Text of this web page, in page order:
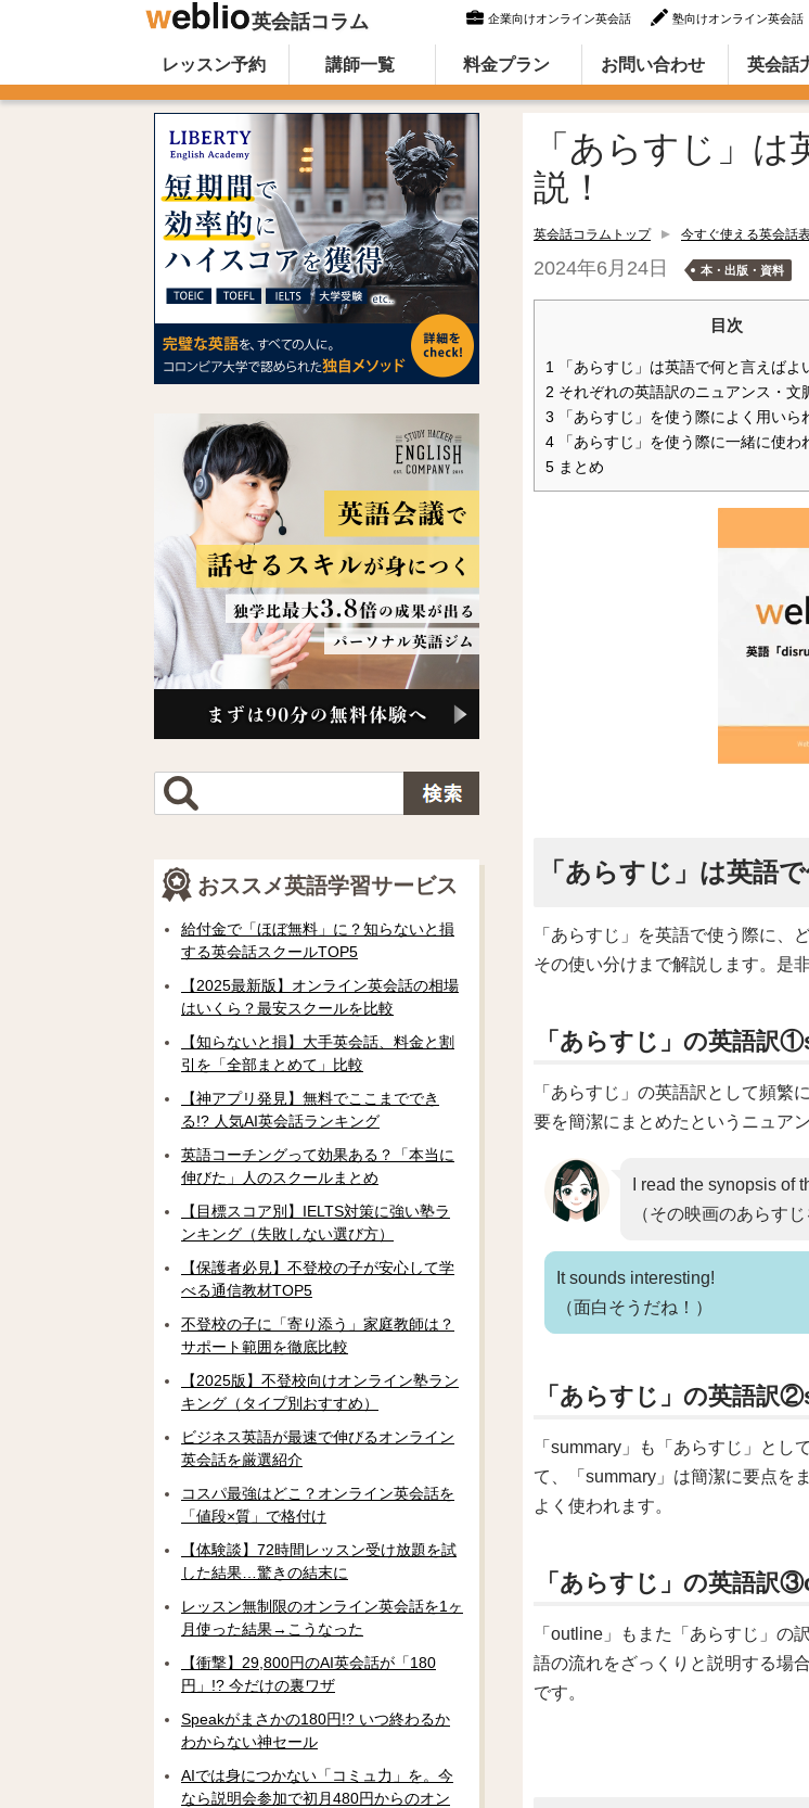
英会話コラム 企業向けオンライン英会話 塾向けオンライン英会話
オンライン英会話のWeblio英会話コラム（英語での言い方・英語表現）
Skip to content
レッスン予約 講師一覧 料金プラン お問い合わせ 英会話
「あらすじ」
説！
英会話コラムトップ 今すぐ使える英会話
2024年6月24日 本・出版・資料
目次
1 「あらすじ」は英語で何と言えばよ
2 それぞれの英語訳のニュアンス・文
3 「あらすじ」を使う際によく用いら
4 「あらすじ」を使う際に一緒に使わ
5 まとめ
「あらすじ」は英語
「あらすじ」を英語で使う際に、
その使い分けまで解説します。是
「あらすじ」の英語訳
「あらすじ」の英語訳として頻
要を簡潔にまとめたというニュア
I read the synopsis of
（その映画のあらす
It sounds interesting!
（面白そうだね！）
「あらすじ」の英語訳
「summary」も「あらすじ」と
て、「summary」は簡潔に要点を
よく使われます。
「あらすじ」の英語訳
「outline」もまた「あらすじ」の
語の流れをざっくりと説明する場
です。
おススメ英語学習サービス
給付金で「ほぼ無料」に？知らないと損
する英会話スクールTOP5
【2025最新版】オンライン英会話の相場
はいくら？最安スクールを比較
【知らないと損】大手英会話、料金と割
引を「全部まとめて」比較
【神アプリ発見】無料でここまででき
る!? 人気AI英会話ランキング
英語コーチングって効果ある？「本当に
伸びた」人のスクールまとめ
【目標スコア別】IELTS対策に強い塾ラ
ンキング（失敗しない選び方）
【保護者必見】不登校の子が安心して学
べる通信教材TOP5
不登校の子に「寄り添う」家庭教師は？
サポート範囲を徹底比較
【2025版】不登校向けオンライン塾ラン
キング（タイプ別おすすめ）
ビジネス英語が最速で伸びるオンライン
英会話を厳選紹介
コスパ最強はどこ？オンライン英会話を
「値段×質」で格付け
【体験談】72時間レッスン受け放題を試
した結果…驚きの結末に
レッスン無制限のオンライン英会話を1ヶ
月使った結果→こうなった
【衝撃】29,800円のAI英会話が「180
円」!? 今だけの裏ワザ
Speakがまさかの180円!? いつ終わるか
わからない神セール
AIでは身につかない「コミュ力」を。今
なら説明会参加で初月480円からのオン